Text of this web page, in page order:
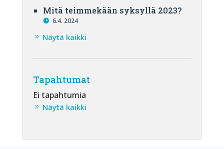
Mitä teimmekään syksyllä 2023?
6.4. 2024
Näytä kaikki
Tapahtumat
Ei tapahtumia
Näytä kaikki